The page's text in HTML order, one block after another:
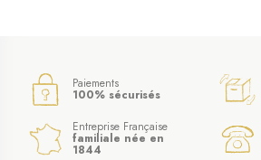
Paiements
100% sécurisés
Entreprise Française
familiale née en
1844